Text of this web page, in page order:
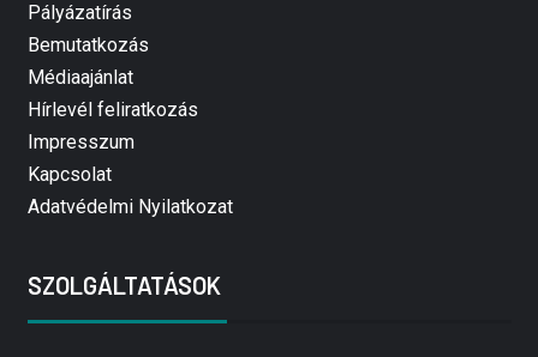
Pályázatírás
Bemutatkozás
Médiaajánlat
Hírlevél feliratkozás
Impresszum
Kapcsolat
Adatvédelmi Nyilatkozat
SZOLGÁLTATÁSOK